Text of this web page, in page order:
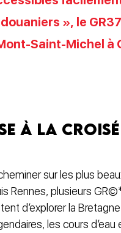
», le
Saint-Michel à
à la
sur les plus
Rennes, plusieurs
d’explorer la
les cours d’eau